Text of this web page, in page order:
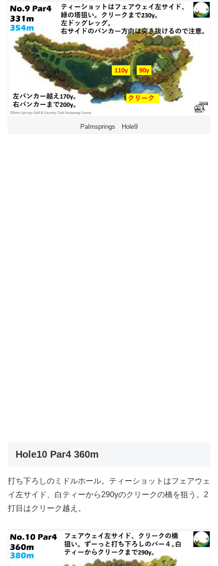
Palmsprings Hole9
Hole10 Par4 360m
打ち下ろしのミドルホール。ティーショットはフェアウェ
イ左サイド、白ティーから290yのクリークの橋を狙う。2
打目はクリーク越え。